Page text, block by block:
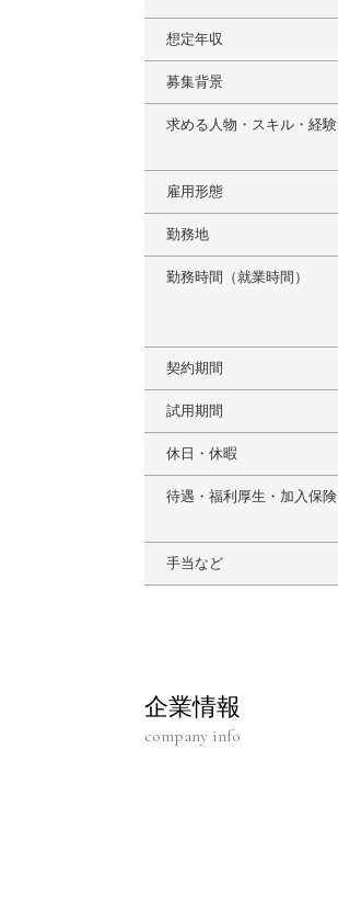
想定年収
募集背景
求める人物・スキル・経験
雇用形態
勤務地
勤務時間（就業時間）
契約期間
試用期間
休日・休暇
待遇・福利厚生・加入保険
手当など
企業情報
company info